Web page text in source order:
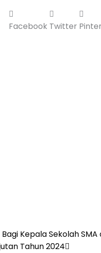
Facebook Twitter
Kepala Sekolah
Tahun 2024
Next